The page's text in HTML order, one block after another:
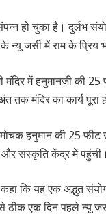
हो चुका है। दुर्लभ
न्यू जर्सी में राम के प्रिय
मंदिर में हनुमानजी
मंदिर का कार्य पूरा
हनुमान की 25 फीट
और संस्कृति केंद्र में पहुंची।
कहा कि यह एक अद्भुत
ठीक एक दिन पहले न्यू